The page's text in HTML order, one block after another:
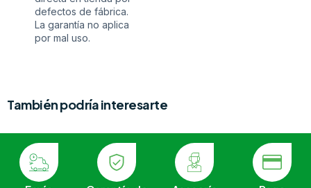
defectos de fábrica.
La garantía no aplica
por mal uso.
También podría interesarte